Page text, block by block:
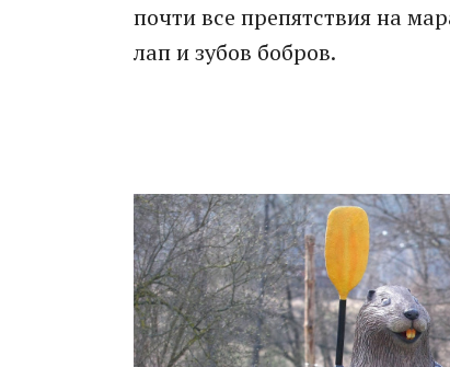
почти все препятствия на
лап и зубов бобров.